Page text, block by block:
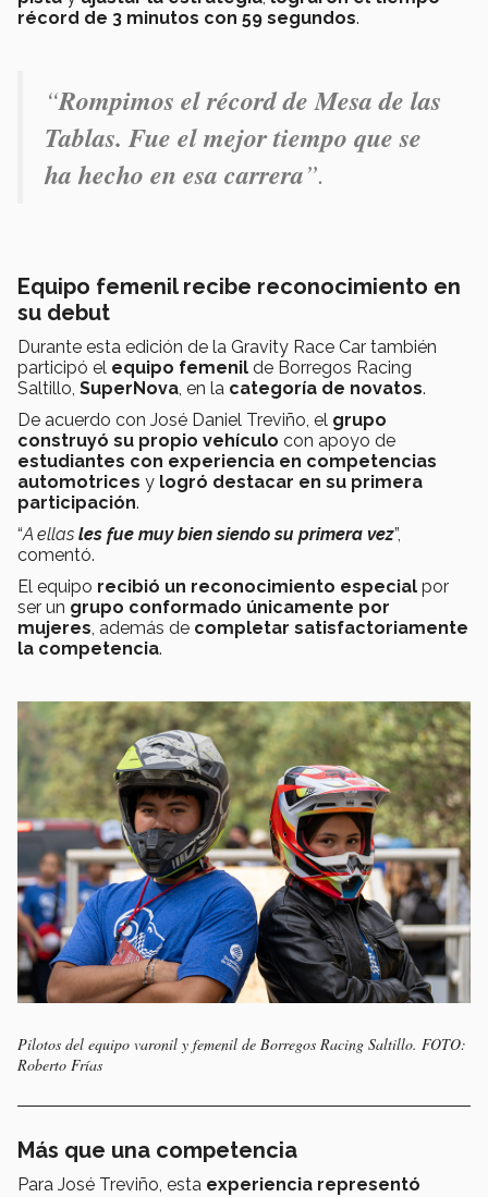
récord de 3 minutos con 59 segundos.
“Rompimos el récord de Mesa de las
Tablas. Fue el mejor tiempo que se
ha hecho en esa carrera”.
Equipo femenil recibe reconocimiento en
su debut
Durante esta edición de la Gravity Race Car también
participó el equipo femenil de Borregos Racing
Saltillo, SuperNova, en la categoría de novatos.
De acuerdo con José Daniel Treviño, el grupo
construyó su propio vehículo con apoyo de
estudiantes con experiencia en competencias
automotrices y logró destacar en su primera
participación.
“A ellas les fue muy bien siendo su primera vez”,
comentó.
El equipo recibió un reconocimiento especial por
ser un grupo conformado únicamente por
mujeres, además de completar satisfactoriamente
la competencia.
Pilotos del equipo varonil y femenil de Borregos Racing Saltillo. FOTO:
Roberto Frías
Más que una competencia
Para José Treviño, esta experiencia representó